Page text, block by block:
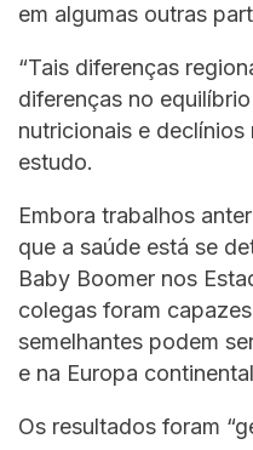
em algumas outras
“Tais diferenças
diferenças no
nutricionais e
estudo.
Embora trabalhos
que a saúde está se
Baby Boomer nos
colegas foram
semelhantes podem
e na Europa
Os resultados foram